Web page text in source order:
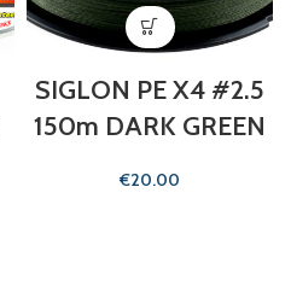
SIGLON PE X4 #2.5
150m DARK GREEN
€